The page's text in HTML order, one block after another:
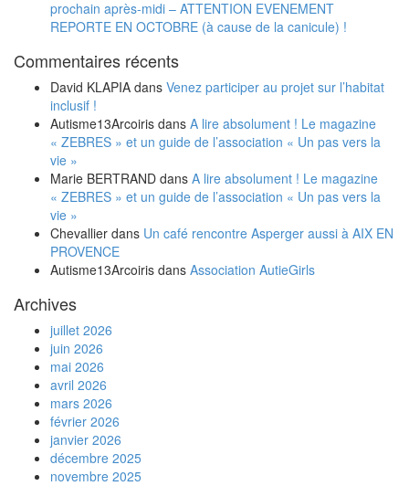
prochain après-midi – ATTENTION EVENEMENT
REPORTE EN OCTOBRE (à cause de la canicule) !
Commentaires récents
David KLAPIA dans Venez participer au projet sur l’habitat
inclusif !
Autisme13Arcoiris dans A lire absolument ! Le magazine
« ZEBRES » et un guide de l’association « Un pas vers la
vie »
Marie BERTRAND dans A lire absolument ! Le magazine
« ZEBRES » et un guide de l’association « Un pas vers la
vie »
Chevallier dans Un café rencontre Asperger aussi à AIX EN
PROVENCE
Autisme13Arcoiris dans Association AutieGirls
Archives
juillet 2026
juin 2026
mai 2026
avril 2026
mars 2026
février 2026
janvier 2026
décembre 2025
novembre 2025